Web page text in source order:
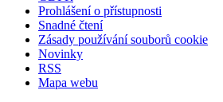
Prohlášení o přístupnosti
Snadné čtení
Zásady používání souborů cookie
Novinky
RSS
Mapa webu